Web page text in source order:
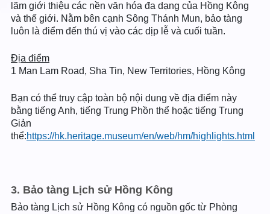
lãm giới thiệu các nền văn hóa đa dạng của Hồng Kông
và thế giới. Nằm bên cạnh Sông Thánh Mun, bảo tàng
luôn là điểm đến thú vị vào các dịp lễ và cuối tuần.
Địa điểm
1 Man Lam Road, Sha Tin, New Territories, Hồng Kông
Bạn có thể truy cập toàn bộ nội dung về địa điểm này
bằng tiếng Anh, tiếng Trung Phồn thể hoặc tiếng Trung
Giản
thể:https://hk.heritage.museum/en/web/hm/highlights.html
3. Bảo tàng Lịch sử Hồng Kông
Bảo tàng Lịch sử Hồng Kông có nguồn gốc từ Phòng